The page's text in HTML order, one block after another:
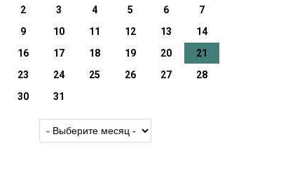
2 3 4 5 6
7
9 10 11 12 13
14
16 17 18 19 20
21
23 24 25 26 27
28
30 31